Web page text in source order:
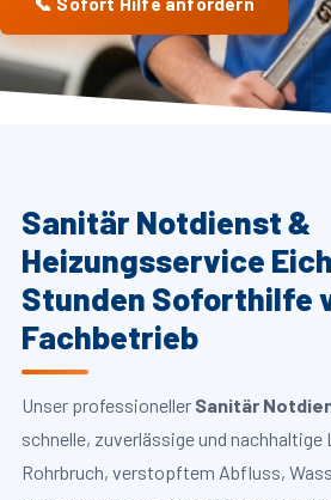
Sanitär Notdienst &
Heizungsservice
Stunden Soforthilfe
Fachbetrieb
Unser professioneller Sanitär
schnelle, zuverlässige und nachhaltige
Rohrbruch, verstopftem Abfluss,